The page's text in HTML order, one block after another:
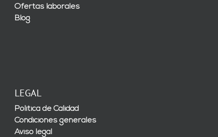
Ofertas laborales
Blog
LEGAL
Política de Calidad
Condiciones generales
Aviso legal